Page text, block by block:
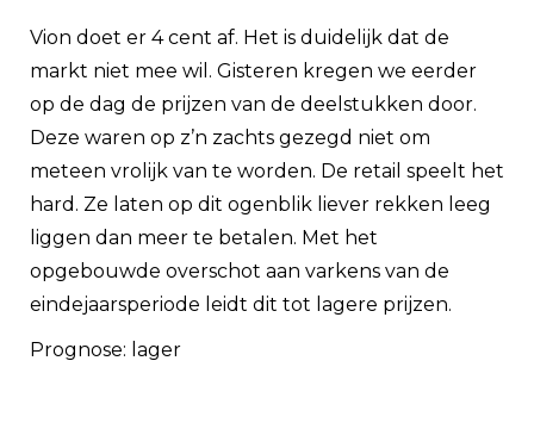
Vion doet er 4 cent af. Het is duidelijk dat de
markt niet mee wil. Gisteren kregen we eerder
op de dag de prijzen van de deelstukken door.
Deze waren op z’n zachts gezegd niet om
meteen vrolijk van te worden. De retail speelt het
hard. Ze laten op dit ogenblik liever rekken leeg
liggen dan meer te betalen. Met het
opgebouwde overschot aan varkens van de
eindejaarsperiode leidt dit tot lagere prijzen.
Prognose: lager